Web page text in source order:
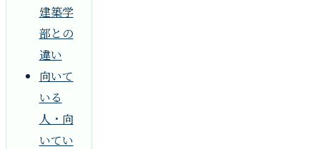
建築学
部との
違い
向いて
いる
人・向
いてい